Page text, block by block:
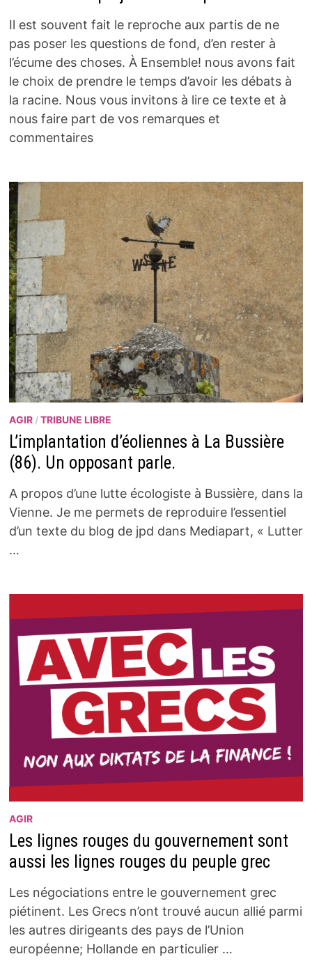
Il est souvent fait le reproche aux partis de ne
pas poser les questions de fond, d’en rester à
l’écume des choses. À Ensemble! nous avons fait
le choix de prendre le temps d’avoir les débats à
la racine. Nous vous invitons à lire ce texte et à
nous faire part de vos remarques et
commentaires
AGIR/TRIBUNE LIBRE
L’implantation d’éoliennes à La Bussière
(86). Un opposant parle.
A propos d’une lutte écologiste à Bussière, dans la
Vienne. Je me permets de reproduire l’essentiel
d’un texte du blog de jpd dans Mediapart, « Lutter
…
AGIR
Les lignes rouges du gouvernement sont
aussi les lignes rouges du peuple grec
Les négociations entre le gouvernement grec
piétinent. Les Grecs n’ont trouvé aucun allié parmi
les autres dirigeants des pays de l’Union
européenne; Hollande en particulier …